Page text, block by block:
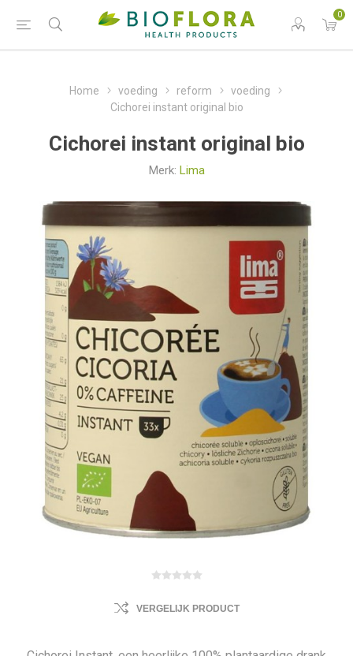
0
Home voeding reform
voeding
Cichorei instant original bio
Cichorei instant original bio
Merk: Lima
VERGELIJK PRODUCT